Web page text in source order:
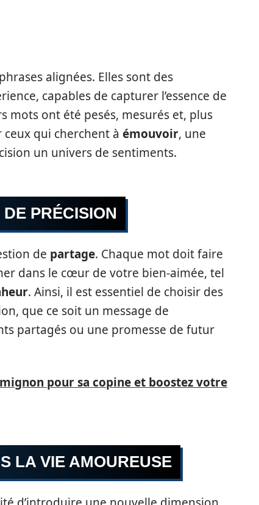
alignées. Elles sont des
capables de capturer l’essence de
mots ont été pesés, mesurés et, plus
ceux qui cherchent à émouvoir, une
un univers de sentiments.
PRÉCISION
de partage. Chaque mot doit faire
dans le cœur de votre bien-aimée, tel
. Ainsi, il est essentiel de choisir des
que ce soit un message de
partagés ou une promesse de futur
pour sa copine et boostez votre
LA VIE AMOUREUSE